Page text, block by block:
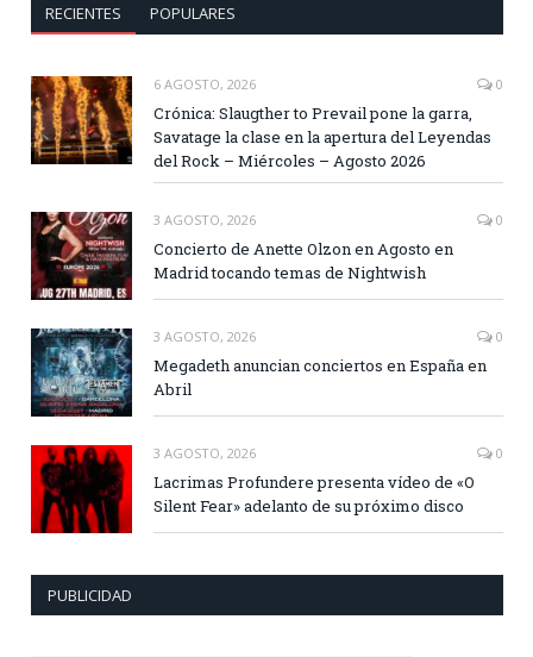
RECIENTES POPULARES
6 AGOSTO, 2026 0
Crónica: Slaugther to Prevail pone la garra,
Savatage la clase en la apertura del Leyendas
del Rock – Miércoles – Agosto 2026
3 AGOSTO, 2026 0
Concierto de Anette Olzon en Agosto en
Madrid tocando temas de Nightwish
3 AGOSTO, 2026 0
Megadeth anuncian conciertos en España en
Abril
3 AGOSTO, 2026 0
Lacrimas Profundere presenta vídeo de «O
Silent Fear» adelanto de su próximo disco
PUBLICIDAD